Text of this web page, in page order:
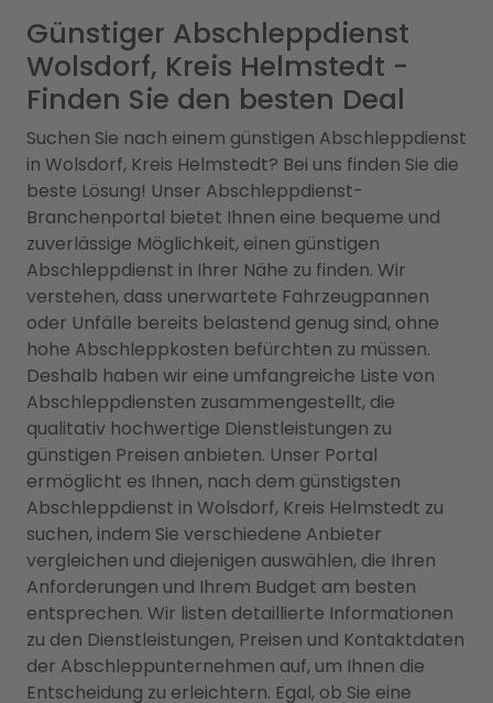
Günstiger Abschleppdienst
Wolsdorf, Kreis Helmstedt -
Finden Sie den besten Deal
Suchen Sie nach einem günstigen Abschleppdienst
in Wolsdorf, Kreis Helmstedt? Bei uns finden Sie die
beste Lösung! Unser Abschleppdienst-
Branchenportal bietet Ihnen eine bequeme und
zuverlässige Möglichkeit, einen günstigen
Abschleppdienst in Ihrer Nähe zu finden. Wir
verstehen, dass unerwartete Fahrzeugpannen
oder Unfälle bereits belastend genug sind, ohne
hohe Abschleppkosten befürchten zu müssen.
Deshalb haben wir eine umfangreiche Liste von
Abschleppdiensten zusammengestellt, die
qualitativ hochwertige Dienstleistungen zu
günstigen Preisen anbieten. Unser Portal
ermöglicht es Ihnen, nach dem günstigsten
Abschleppdienst in Wolsdorf, Kreis Helmstedt zu
suchen, indem Sie verschiedene Anbieter
vergleichen und diejenigen auswählen, die Ihren
Anforderungen und Ihrem Budget am besten
entsprechen. Wir listen detaillierte Informationen
zu den Dienstleistungen, Preisen und Kontaktdaten
der Abschleppunternehmen auf, um Ihnen die
Entscheidung zu erleichtern. Egal, ob Sie eine